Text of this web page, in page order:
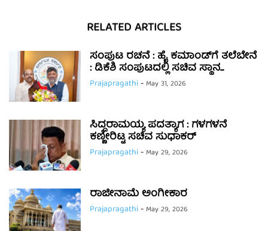
RELATED ARTICLES
ಸಂಪುಟ ರಚನೆ : ಹೈ ಕಮಾಂಡ್‌ಗೆ ತಲೆಬೇನೆ
: ಡಿಕೆಶಿ ಸಂಪುಟದಲ್ಲಿ ಸಚಿವ ಸ್ಥಾನ...
Prajapragathi- May 31, 2026
ಸಿದ್ದರಾಮಯ್ಯ ಪದತ್ಯಾಗ : ಗಳಗಳನೆ
ಕಣ್ಣೀರಿಟ್ಟ ಸಚಿವ ಸುಧಾಕರ್
Prajapragathi- May 29, 2026
ರಾಜೀನಾಮೆ ಅಂಗೀಕಾರ
Prajapragathi- May 29, 2026